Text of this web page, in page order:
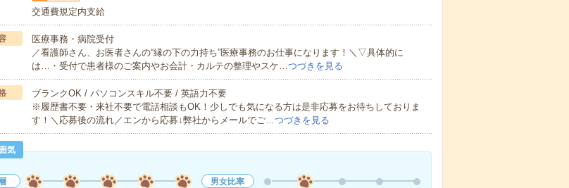
交通費規定内支給
医療事務・病院受付
／看護師さん、お医者さんの“縁の下の力持ち”医療事務のお仕事になります！＼▽具体的に
は…・受付で患者様のご案内やお会計・カルテの整理やスケ…つづきを見る
ブランクOK / パソコンスキル不要 / 英語力不要
※履歴書不要・来社不要で電話相談もOK！少しでも気になる方は是非応募をお待ちしておりま
す！＼応募後の流れ／エンから応募↓弊社からメールでご…つづきを見る
気
男女比率